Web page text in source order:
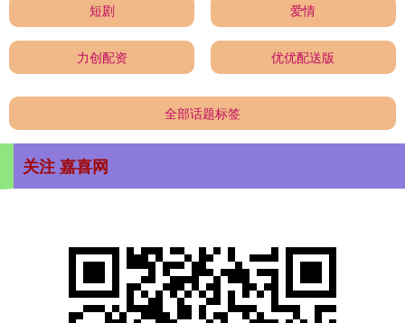
短剧 爱情
力创配资 优优配送版
全部话题标签
关注 嘉喜网